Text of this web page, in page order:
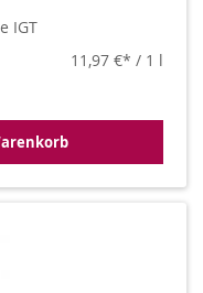
IGT
11,97 €
/ 1 l